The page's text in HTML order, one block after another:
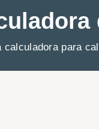
calculadora para